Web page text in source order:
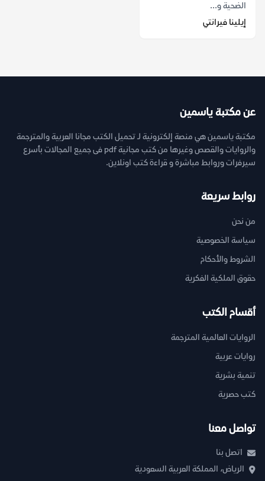
الضحية و...
إيلينا فيرانتي
عن مكتبة ياسمين
مكتبة ياسمين هي منصة إلكترونية لـ تحميل الكتب مجانا العربية والمترجمة
والروايات والقصص وغيرها من كتب مجانية pdf فى جميع المجالات بأسرع
سيرفرات وروابط مباشرة و قراءة كتب اونلاين.
روابط سريعة
من نحن
سياسة الخصوصية
الشروط والأحكام
حقوق الملكية الفكرية
أقسام الكتب
الروايات العالمية المترجمة
روايات عربية
تنمية بشرية
كتب حصرية
تواصل معنا
اتصل بنا
الرياض، المملكة العربية السعودية